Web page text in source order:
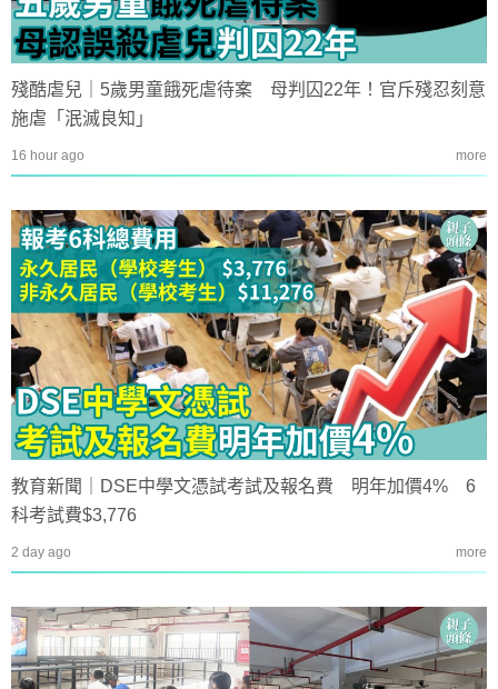
殘酷虐兒｜5歲男童餓死虐待案 母判囚22年！官斥殘忍刻意
施虐「泯滅良知」
16 hour ago more
教育新聞｜DSE中學文憑試考試及報名費 明年加價4% 6
科考試費$3,776
2 day ago more